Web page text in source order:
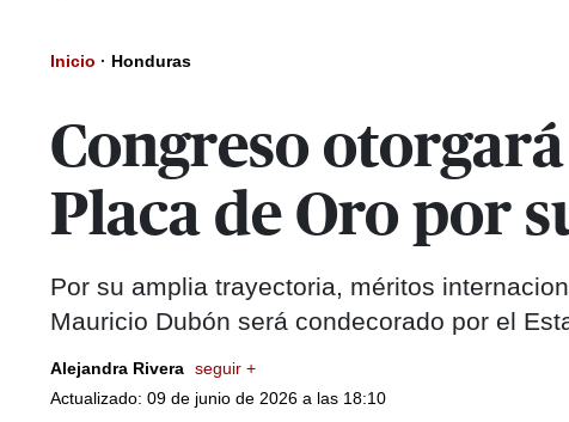
Inicio · Honduras
Congreso
Placa de Oro por
Por su amplia trayectoria, méritos
Mauricio Dubón será condecorado por el
Alejandra Rivera seguir +
Actualizado: 09 de junio de 2026 a las 18:10